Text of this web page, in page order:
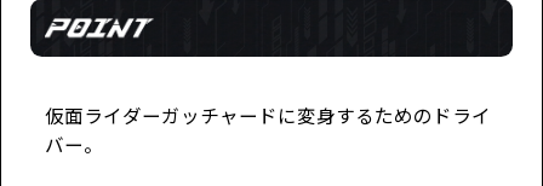
仮面ライダーガッチャードに変身するためのドライ
バー。